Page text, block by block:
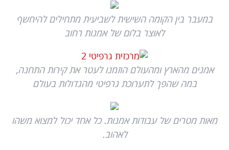
במעבר בין הקומה השישית לשביעית מתחילים להיחשף
לאוצר בלום של אמנות רחוב
אמנים מהארץ ומהעולם הוזמנו לעטר את קירות התחנה,
במה שהפך לתערוכת גרפיטי מהגדולות בעולם
מאות מטרים של עבודות אמנות. כל אחד יכול למצוא משהו
לאהוב.